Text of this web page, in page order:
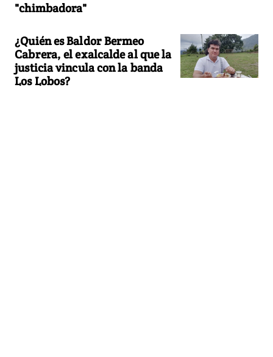
"chimbadora"
¿Quién es Baldor Bermeo
Cabrera, el exalcalde al que la
justicia vincula con la banda
Los Lobos?